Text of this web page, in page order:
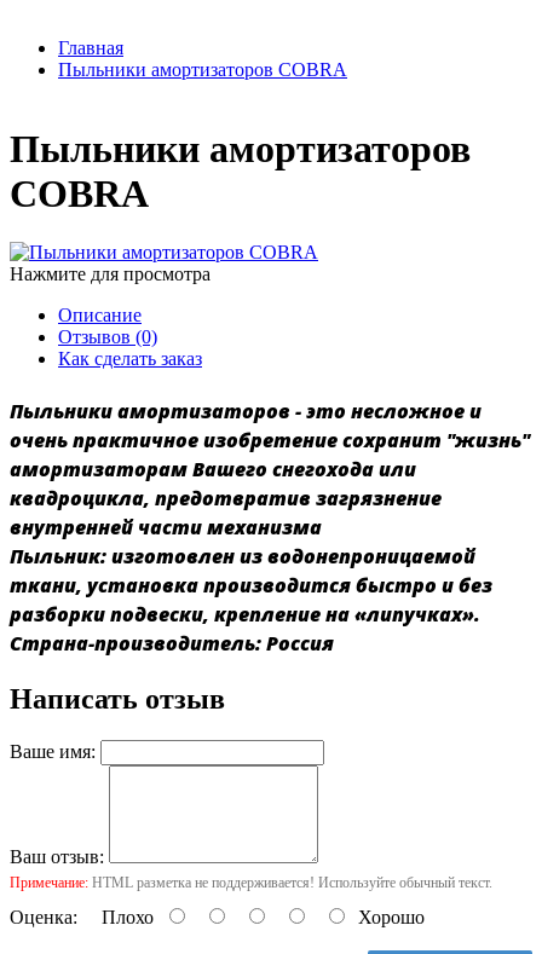
Главная
Пыльники амортизаторов COBRA
Пыльники амортизаторов
COBRA
Нажмите для просмотра
Описание
Отзывов (0)
Как сделать заказ
Пыльники амортизаторов - это несложное и
очень практичное изобретение сохранит "жизнь"
амортизаторам Вашего снегохода или
квадроцикла, предотвратив загрязнение
внутренней части механизма
Пыльник: изготовлен из водонепроницаемой
ткани, установка производится быстро и без
разборки подвески, крепление на «липучках».
Страна-производитель: Россия
Написать отзыв
Ваше имя:
Ваш отзыв:
Примечание: HTML разметка не поддерживается! Используйте обычный текст.
Оценка: Плохо Хорошо